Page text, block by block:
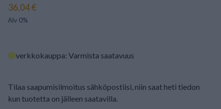
36,04 €
Alv 0%
verkkokauppa: Varmista saatavuus
Tilaa saapumisilmoitus sähköpostiisi, niin saat heti tiedon
kun tuotetta on jälleen saatavilla.